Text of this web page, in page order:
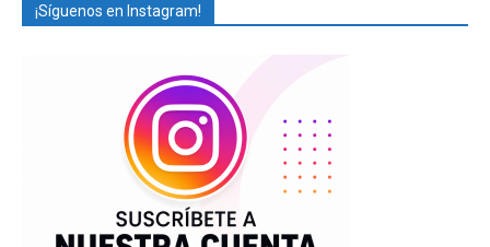
¡Síguenos en Instagram!